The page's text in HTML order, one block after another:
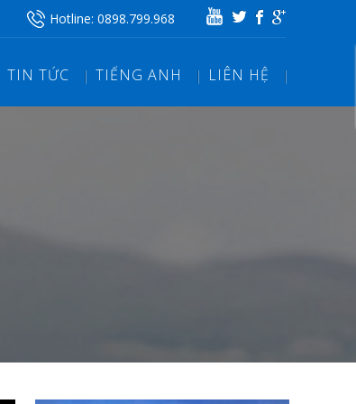
Hotline: 0898.799.968
TIN TỨC TIẾNG ANH LIÊN HỆ